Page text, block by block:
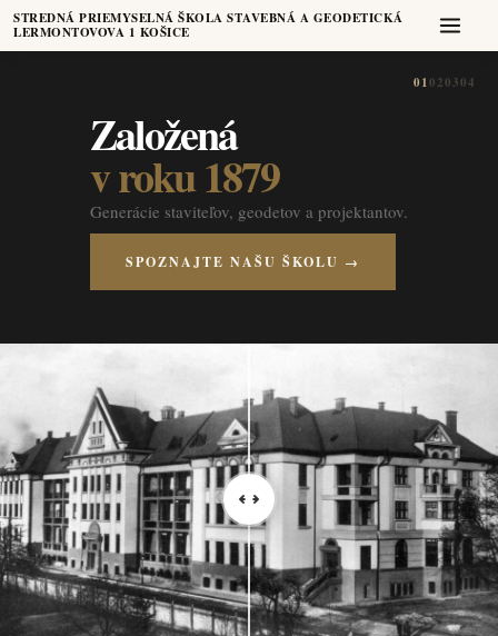
STREDNÁ PRIEMYSELNÁ ŠKOLA STAVEBNÁ A GEODETICKÁ
LERMONTOVOVA 1 KOŠICE
01020304
Založená
v roku 1879
Generácie staviteľov, geodetov a projektantov.
SPOZNAJTE NAŠU ŠKOLU →